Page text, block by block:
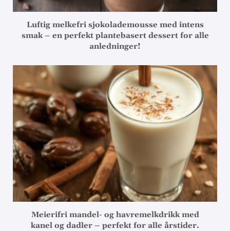
Luftig melkefri sjokolademousse med intens
smak – en perfekt plantebasert dessert for alle
anledninger!
Meierifri mandel- og havremelkdrikk med
kanel og dadler – perfekt for alle årstider.